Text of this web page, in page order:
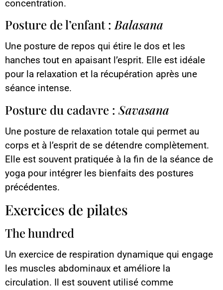
concentration.
Posture de l’enfant : Balasana
Une posture de repos qui étire le dos et les
hanches tout en apaisant l’esprit. Elle est idéale
pour la relaxation et la récupération après une
séance intense.
Posture du cadavre : Savasana
Une posture de relaxation totale qui permet au
corps et à l’esprit de se détendre complètement.
Elle est souvent pratiquée à la fin de la séance de
yoga pour intégrer les bienfaits des postures
précédentes.
Exercices de pilates
The hundred
Un exercice de respiration dynamique qui engage
les muscles abdominaux et améliore la
circulation. Il est souvent utilisé comme